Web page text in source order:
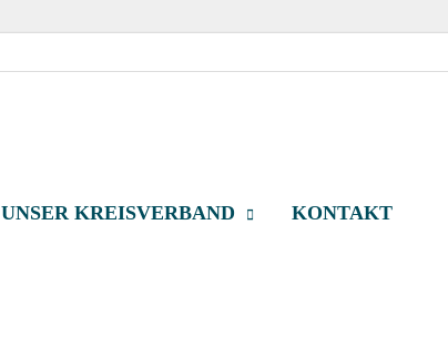
UNSER KREISVERBAND KONTAKT